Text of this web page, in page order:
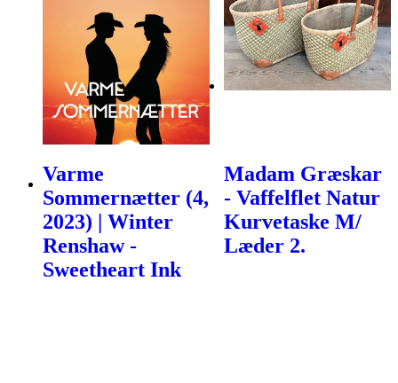
Varme
Sommernætter (4,
2023) | Winter
Renshaw -
Sweetheart Ink
Madam Græskar
- Vaffelflet Natur
Kurvetaske M/
Læder 2.